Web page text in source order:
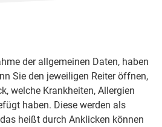
der allgemeinen Daten, haben
Sie den jeweiligen Reiter öffnen,
welche Krankheiten, Allergien
haben. Diese werden als
heißt durch Anklicken können